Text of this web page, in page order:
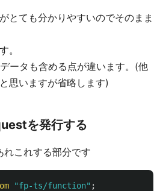
とても分かりやすいのでそのまま
。
ータも含める点が違います。(他
思いますが省略します)
を発行する
これする部分です
"fp-ts/function" ;